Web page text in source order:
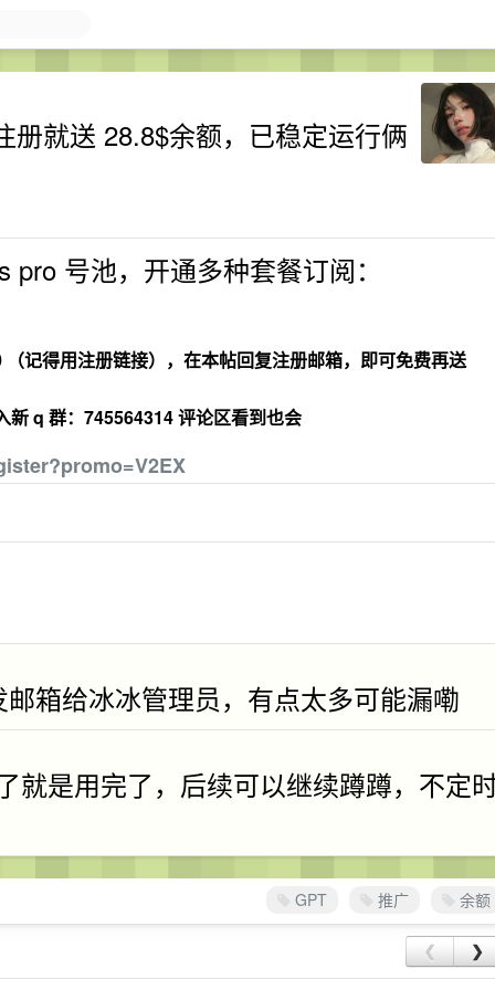
册就送 28.8$余额，已稳定运行俩
号池，开通多种套餐订阅：
记得用注册链接），在本帖回复注册邮箱，即可免费再送
新 q 群：745564314 评论区看到也会
箱给冰冰管理员，有点太多可能漏嘞
就是用完了，后续可以继续蹲蹲，不定
GPT 推广 余额
❮ ❯